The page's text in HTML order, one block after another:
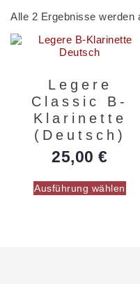
Alle 2 Ergebnisse werden
Legere
Classic B-
Klarinette
(Deutsch)
25,00€
Ausführung wählen